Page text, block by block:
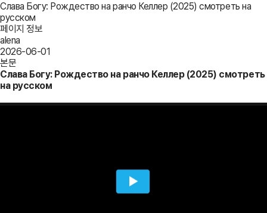
Слава Богу: Рождество на ранчо Келлер (2025) смотреть на
русском
페이지 정보
alena
2026-06-01
본문
Слава Богу: Рождество на ранчо Келлер (2025) смотреть
на русском